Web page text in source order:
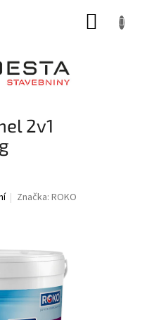
2v1
Značka:ROKO